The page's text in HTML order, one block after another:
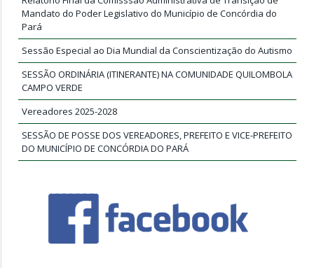
Mandato do Poder Legislativo do Município de Concórdia do
Pará
Sessão Especial ao Dia Mundial da Conscientização do Autismo
SESSÃO ORDINÁRIA (ITINERANTE) NA COMUNIDADE QUILOMBOLA
CAMPO VERDE
Vereadores 2025-2028
SESSÃO DE POSSE DOS VEREADORES, PREFEITO E VICE-PREFEITO
DO MUNICÍPIO DE CONCÓRDIA DO PARÁ